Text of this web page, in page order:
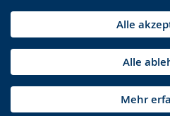
Alle
Alle
Mehr